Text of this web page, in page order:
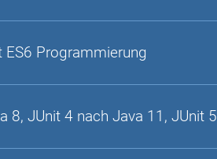
ES6 Programmierung
8, JUnit 4 nach Java 11, JUnit 5